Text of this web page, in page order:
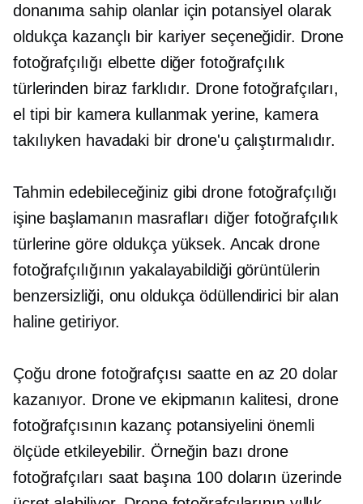
donanıma sahip olanlar için potansiyel olarak
oldukça kazançlı bir kariyer seçeneğidir. Drone
fotoğrafçılığı elbette diğer fotoğrafçılık
türlerinden biraz farklıdır. Drone fotoğrafçıları,
el tipi bir kamera kullanmak yerine, kamera
takılıyken havadaki bir drone'u çalıştırmalıdır.
Tahmin edebileceğiniz gibi drone fotoğrafçılığı
işine başlamanın masrafları diğer fotoğrafçılık
türlerine göre oldukça yüksek. Ancak drone
fotoğrafçılığının yakalayabildiği görüntülerin
benzersizliği, onu oldukça ödüllendirici bir alan
haline getiriyor.
Çoğu drone fotoğrafçısı saatte en az 20 dolar
kazanıyor. Drone ve ekipmanın kalitesi, drone
fotoğrafçısının kazanç potansiyelini önemli
ölçüde etkileyebilir. Örneğin bazı drone
fotoğrafçıları saat başına 100 doların üzerinde